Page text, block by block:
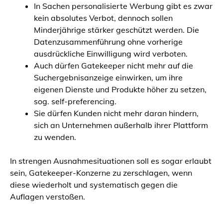
In Sachen personalisierte Werbung gibt es zwar
kein absolutes Verbot, dennoch sollen
Minderjährige stärker geschützt werden. Die
Datenzusammenführung ohne vorherige
ausdrückliche Einwilligung wird verboten.
Auch dürfen Gatekeeper nicht mehr auf die
Suchergebnisanzeige einwirken, um ihre
eigenen Dienste und Produkte höher zu setzen,
sog. self-preferencing.
Sie dürfen Kunden nicht mehr daran hindern,
sich an Unternehmen außerhalb ihrer Plattform
zu wenden.
In strengen Ausnahmesituationen soll es sogar erlaubt
sein, Gatekeeper-Konzerne zu zerschlagen, wenn
diese wiederholt und systematisch gegen die
Auflagen verstoßen.